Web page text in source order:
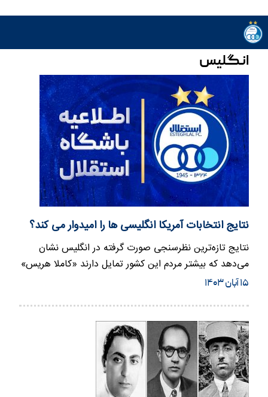
انگلیس
نتایج انتخابات آمریکا انگلیسی ها را امیدوار می کند؟
نتایج تازه‌ترین نظرسنجی‌ صورت گرفته در انگلیس نشان
می‌دهد که بیشتر مردم این کشور تمایل دارند «کاملا هریس»
نامزد حزب…
۱۵ آبان ۱۴۰۳